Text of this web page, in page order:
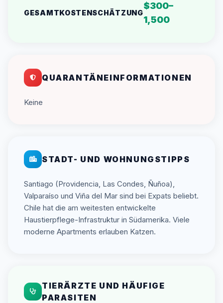
GESAMTKOSTENSCHÄTZUNG
$300–
1,500
QUARANTÄNEINFORMATIONEN
Keine
STADT- UND WOHNUNGSTIPPS
Santiago (Providencia, Las Condes, Ñuñoa),
Valparaíso und Viña del Mar sind bei Expats beliebt.
Chile hat die am weitesten entwickelte
Haustierpflege-Infrastruktur in Südamerika. Viele
moderne Apartments erlauben Katzen.
TIERÄRZTE UND HÄUFIGE
PARASITEN